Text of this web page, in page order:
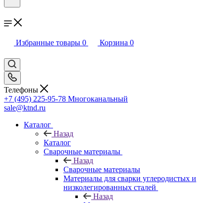
Избранные товары 0 Корзина 0
Телефоны
+7 (495) 225-95-78 Многоканальный
sale@ktnd.ru
Каталог
Назад
Каталог
Сварочные материалы
Назад
Сварочные материалы
Материалы для сварки углеродистых и
низколегированных сталей
Назад